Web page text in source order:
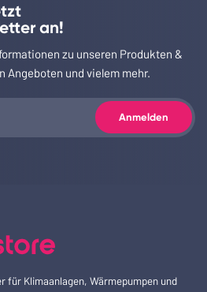
an!
zu unseren Produkten &
Angeboten und vielem mehr.
für Klimaanlagen, Wärmepumpen und